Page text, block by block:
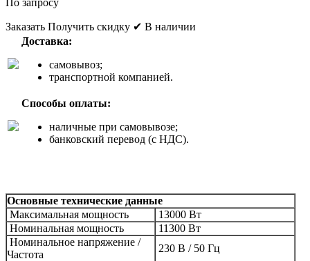
Заказать Получить скидку ✔ В наличии
Доставка:
самовывоз;
транспортной компанией.
Способы оплаты:
наличные при самовывозе;
банковский перевод (с НДС).
Основные технические данные
Максимальная мощность
13000 Вт
Номинальная мощность
11300 Вт
Номинальное напряжение /
Частота
230 В / 50 Гц